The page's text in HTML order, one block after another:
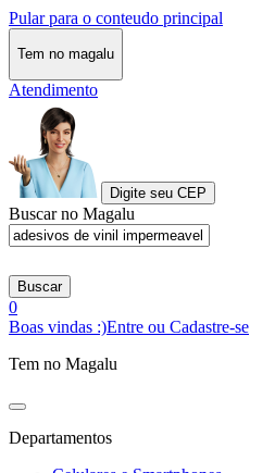
Pular para o conteudo principal
Tem no magalu
Atendimento
Digite seu CEP
Buscar no Magalu
Buscar
0
Boas vindas :)Entre ou Cadastre-se
Tem no Magalu
Departamentos